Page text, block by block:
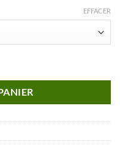
EFFACER